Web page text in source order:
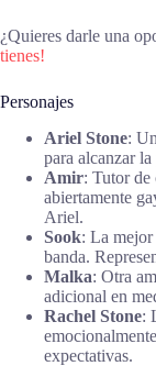
¿Quieres darle una
tienes!
Personajes
Ariel Stone:
para alcanzar
Amir: Tutor de
abiertamente
Ariel.
Sook: La mejor
banda.
Malka: Otra
adicional en
Rachel Stone:
expectativas.